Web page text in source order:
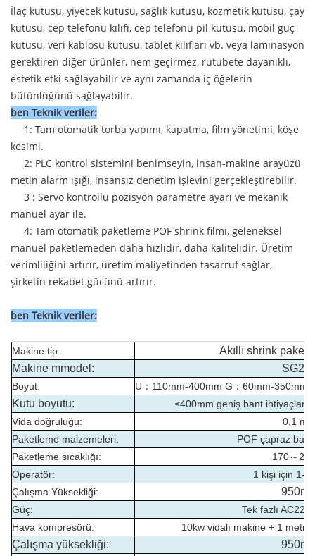
İlaç kutusu, yiyecek kutusu, sağlık kutusu, kozmetik kutusu, çay
kutusu, cep telefonu kılıfı, cep telefonu pil kutusu, mobil güç
kutusu, veri kablosu kutusu, tablet kılıfları vb. veya laminasyon
gerektiren diğer ürünler, nem geçirmez, rutubete dayanıklı,
estetik etki sağlayabilir ve aynı zamanda iç öğelerin
bütünlüğünü sağlayabilir.
ben Teknik veriler:
1: Tam otomatik torba yapımı, kapatma, film yönetimi, köşe
kesimi.
2: PLC kontrol sistemini benimseyin, insan-makine arayüzü
metin alarm ışığı, insansız denetim işlevini gerçekleştirebilir.
3 : Servo kontrollü pozisyon parametre ayarı ve mekanik
manuel ayar ile.
4: Tam otomatik paketleme POF shrink filmi, geleneksel
manuel paketlemeden daha hızlıdır, daha kalitelidir. Üretim
verimliliğini artırır, üretim maliyetinden tasarruf sağlar,
şirketin rekabet gücünü artırır.
ben Teknik veriler:
Makine tip:
Akıllı shrink
Makine mmodel :
Boyut: U：110mm-400mm G：60mm-350mm
Kutu boyutu:
≤400mm geniş bant ihtiyaçları
Vida doğruluğu:
0,1
Paketleme malzemeleri:
POF çapraz
Paketleme sıcaklığı:
170～
Operatör:
1 kişi için 1-3
Çalışma Yüksekliği:
Güç:
Tek fazlı AC220
Hava kompresörü:
10kw vidalı makine + 1
Çalışma yüksekliği: